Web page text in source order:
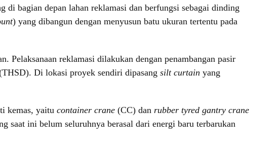
di bagian depan lahan reklamasi dan berfungsi sebagai dinding
) yang dibangun dengan menyusun batu ukuran tertentu pada
Pelaksanaan reklamasi dilakukan dengan penambangan pasir
Di lokasi proyek sendiri dipasang silt curtain yang
kemas, yaitu container crane (CC) dan rubber tyred gantry crane
saat ini belum seluruhnya berasal dari energi baru terbarukan